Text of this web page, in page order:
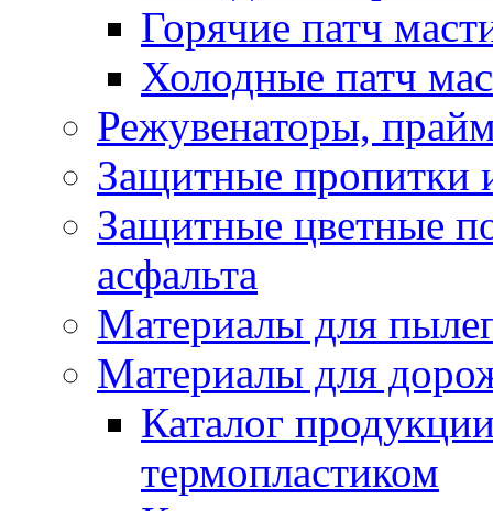
Горячие патч
Холодные патч
Режувенаторы,
Защитные пропитки
Защитные цветные
асфальта
Материалы для
Материалы для
Каталог
термопластиком